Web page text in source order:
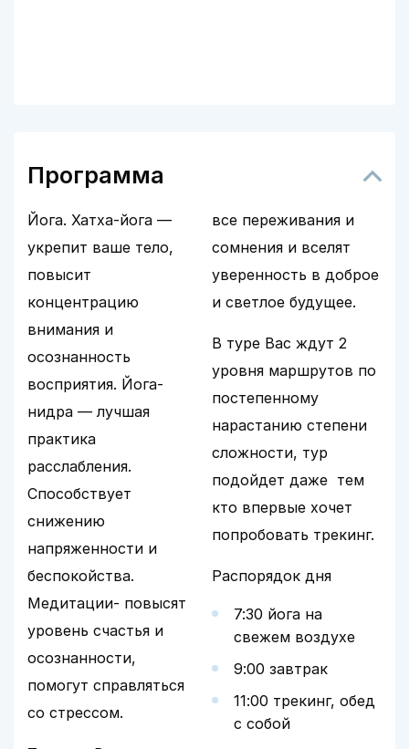
Программа
Йога. Хатха-йога —
укрепит ваше тело,
повысит
концентрацию
внимания и
осознанность
восприятия. Йога-
нидра — лучшая
практика
расслабления.
Способствует
снижению
напряженности и
беспокойства.
Медитации- повысят
уровень счастья и
осознанности,
помогут справляться
со стрессом.
все переживания и
сомнения и вселят
уверенность в доброе
и светлое будущее.
В туре Вас ждут 2
уровня маршрутов по
постепенному
нарастанию степени
сложности, тур
подойдет даже тем
кто впервые хочет
попробовать трекинг.
Распорядок дня
7:30 йога на
свежем воздухе
9:00 завтрак
11:00 трекинг, обед
с собой